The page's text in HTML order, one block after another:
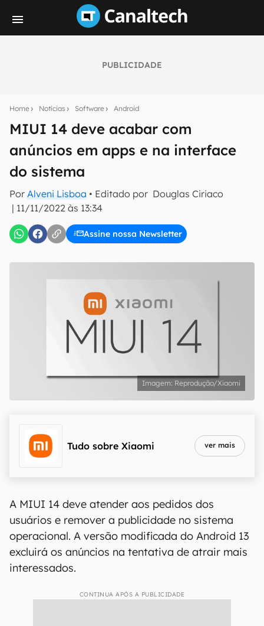
PUBLICIDADE
Home Notícias Software Android
MIUI 14 deve acabar com
anúncios em apps e na interface
do sistema
Por Alveni Lisboa • Editado por Douglas Ciriaco
| 11/11/2022 às 13:34
Assine nossa Newsletter
notícias e reviews sobre tecnologia em primeira
mão.
E-mail
inscreva-se
Confirmo que li, aceito e concordo com os Termos de
Uso e Política de Privacidade do Canaltech.
Reprodução/Xiaomi
Tudo sobre Xiaomi ver mais
A MIUI 14 deve atender aos pedidos dos
usuários e remover a publicidade no sistema
operacional. A versão modificada do Android 13
excluirá os anúncios na tentativa de atrair mais
interessados.
CONTINUA APÓS A PUBLICIDADE